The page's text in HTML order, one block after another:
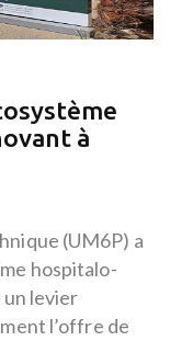
à
(UM6P) a
hospitalo-
levier
l’offre de